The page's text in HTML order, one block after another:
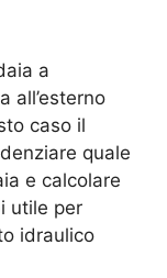
a
all’esterno
caso il
quale
e calcolare
utile per
idraulico